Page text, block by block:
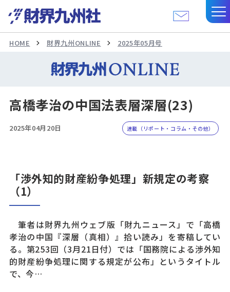
HOME 財界九州ONLINE 2025年05月号
高橋孝治の中国法表層深層(23)
2025年04月20日 連載（リポート・コラム・その他）
「渉外知的財産紛争処理」新規定の考察
（1）
筆者は財界九州ウェブ版「財九ニュース」で「高橋
孝治の中国『深層（真相）』拾い読み」を寄稿してい
る。第253回（3月21日付）では「国務院による渉外知
的財産紛争処理に関する規定が公布」というタイトル
で、今…